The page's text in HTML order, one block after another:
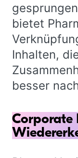
bietet
Inhalten,
besser
Corporate